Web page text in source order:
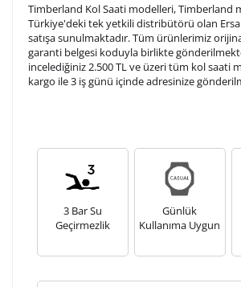
Kişiselleştirilmiş
ürünlerde
iade ve
Timberland Kol Saati modelleri, Timberland
Türkiye'deki tek yetkili distribütörü olan
satışa sunulmaktadır. Tüm ürünlerimiz
garanti belgesi koduyla birlikte
incelediğiniz 2.500 TL ve üzeri tüm kol saati
kargo ile 3 iş günü içinde adresinize
3 Bar Su
Geçirmezlik
Günlük
Kullanıma Uygun